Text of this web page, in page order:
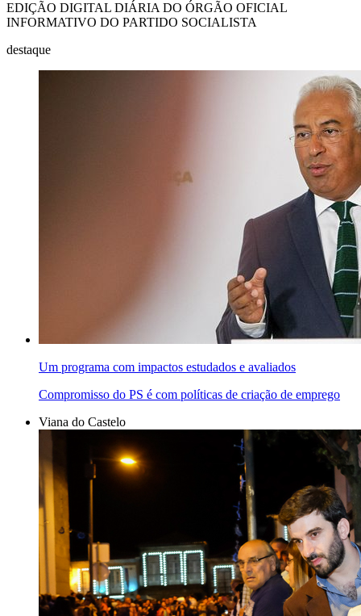
EDIÇÃO DIGITAL DIÁRIA DO ÓRGÃO OFICIAL
INFORMATIVO DO PARTIDO SOCIALISTA
destaque
Um programa com impactos estudados e avaliados
Compromisso do PS é com políticas de criação de emprego
Viana do Castelo